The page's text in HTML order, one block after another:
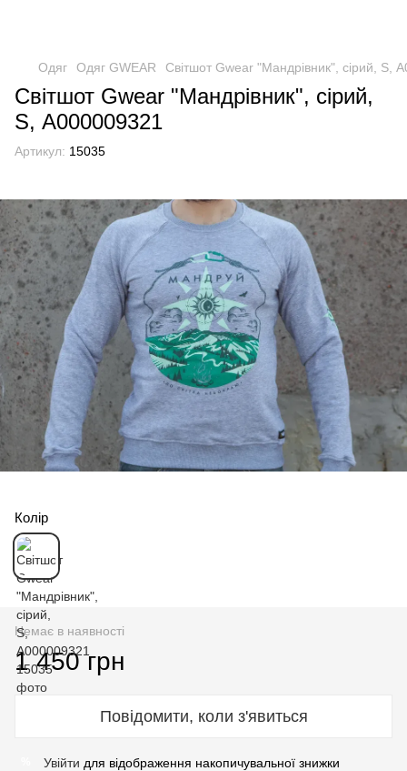
Одяг Одяг GWEAR Світшот Gwear "Мандрівник", сірий, S,
Світшот Gwear "Мандрівник", сірий,
S, А000009321
Артикул: 15035
Колір
Немає в наявності
1 450 грн
Повідомити, коли з'явиться
Увійти для відображення накопичувальної знижки